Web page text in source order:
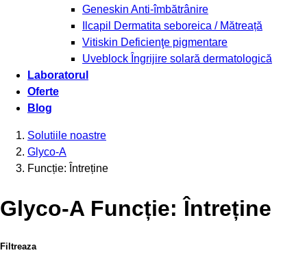
Geneskin Anti-îmbătrânire
Ilcapil
Dermatita seboreica / Mătreață
Vitiskin Deficienţe pigmentare
Uveblock Îngrijire solară dermatologică
Laboratorul
Oferte
Blog
Solutiile noastre
Glyco-A
Funcție: Întreține
Glyco-A Funcție: Întreține
Filtreaza